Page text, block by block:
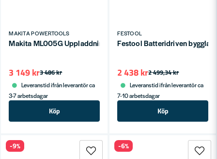
MAKITA POWERTOOLS
Makita ML005G Uppladdningsbar arbetslampa 14,4V/18V/40V
3 486 kr
3 149 kr
Leveranstid ifrån leverantör ca
3-7 arbetsdagar
Köp
FESTOOL
Festool Batteridriven
2 499,34 kr
2 438 kr
Leveranstid ifrån leverantör ca
7-10 arbetsdagar
Köp
-9% -6%